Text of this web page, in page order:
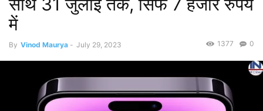
में
By Vinod Maurya - July 29, 2023 0
1377